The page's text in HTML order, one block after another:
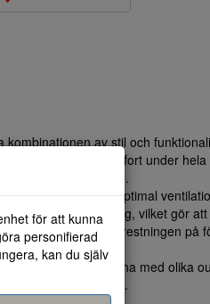
kombinationen av stil och
för att ge komfort under
på en längre vandring.
vilket ger en optimal
på olika underlag, vilket gör
sulan minskar påfrestningen på
gör dem lätt att matcha med olika
vardag och träning.
för att kunna
personifierad
kan du själv